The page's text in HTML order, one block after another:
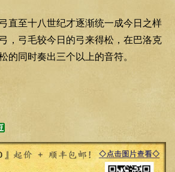
直至十八世纪才逐渐统一成今日之样
，弓毛较今日的弓来得松，在巴洛克
的同时奏出三个以上的音符。